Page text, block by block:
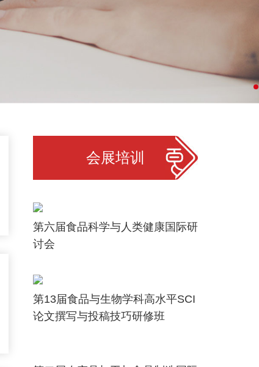
会展培训
第六届食品科学与人类健康国际研
讨会
第13届食品与生物学科高水平SCI
论文撰写与投稿技巧研修班